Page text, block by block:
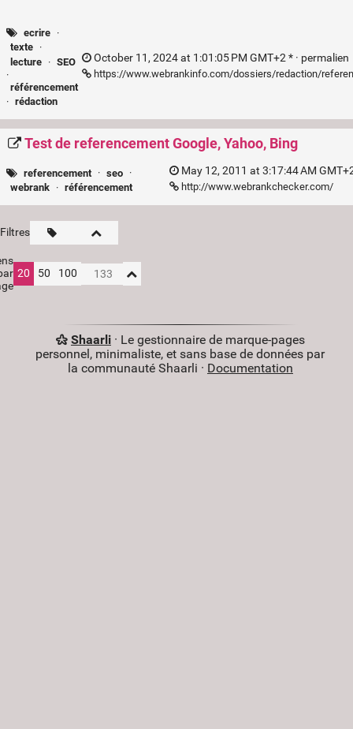
ecrire ·
texte ·
lecture · SEO
·
référencement
· rédaction
October 11, 2024 at 1:01:05 PM GMT+2 * · permalien
https://www.webrankinfo.com/dossiers/redaction/
Test de referencement Google, Yahoo, Bing
referencement · seo ·
webrank · référencement
May 12, 2011 at 3:17:44 AM
http://www.webrankchecker.com/
Filtres
20 50 100
Shaarli· Le gestionnaire de marque-pages
personnel, minimaliste, et sans base de données par
la communauté Shaarli · Documentation